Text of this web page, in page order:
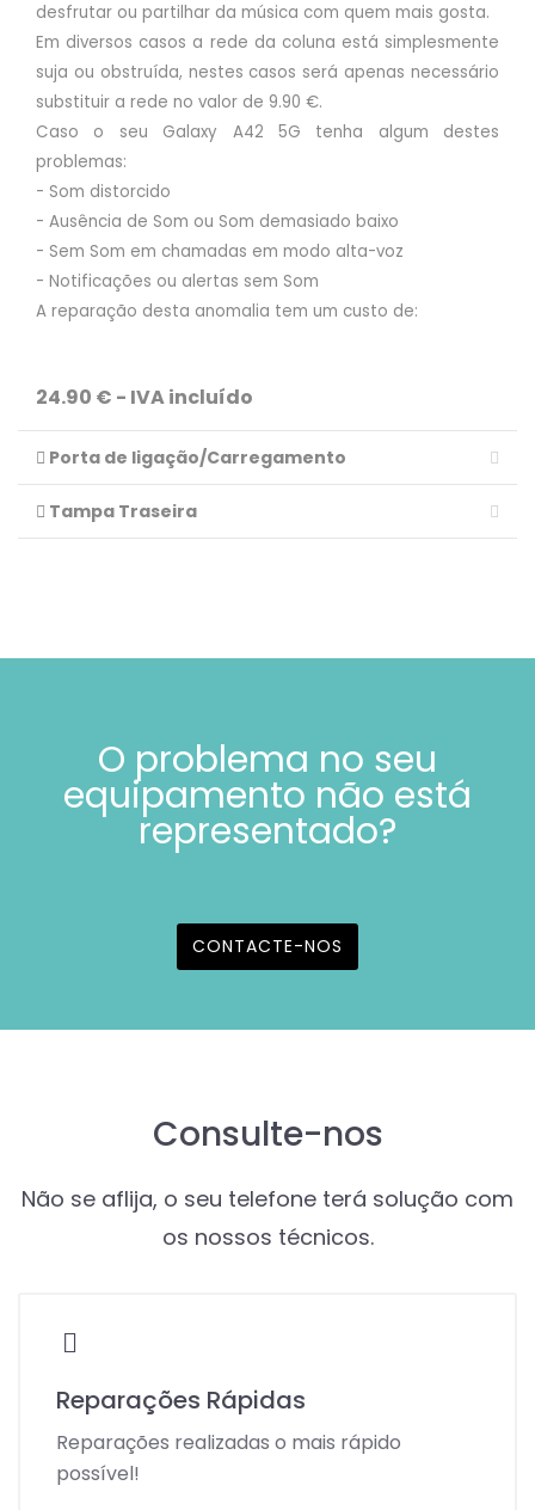
desfrutar ou partilhar da música com quem mais gosta.
Em diversos casos a rede da coluna está simplesmente
suja ou obstruída, nestes casos será apenas necessário
substituir a rede no valor de 9.90 €.
Caso o seu Galaxy A42 5G tenha algum destes
problemas:
- Som distorcido
- Ausência de Som ou Som demasiado baixo
- Sem Som em chamadas em modo alta-voz
- Notificações ou alertas sem Som
A reparação desta anomalia tem um custo de:
24.90 € - IVA incluído
Porta de ligação/Carregamento
Tampa Traseira
O problema no seu
equipamento não está
representado?
CONTACTE-NOS
Consulte-nos
Não se aflija, o seu telefone terá solução com
os nossos técnicos.
Reparações Rápidas
Reparações realizadas o mais rápido
possível!